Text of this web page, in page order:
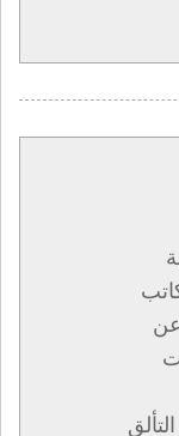
عن